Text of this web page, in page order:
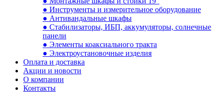
● Инструменты и измерительное оборудование
● Антивандальные шкафы
● Стабилизаторы, ИБП, аккумуляторы, солнечные
панели
● Элементы коаксиального тракта
● Электроустановочные изделия
Оплата и доставка
Акции и новости
О компании
Контакты